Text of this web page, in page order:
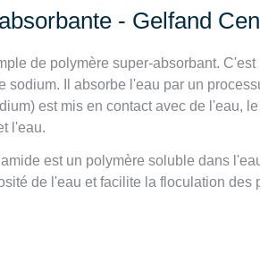
- Gelfand
de polymère super-absorbant.
sodium. Il absorbe l'eau par un
est mis en contact avec de l'eau,
l'eau.
est un polymère soluble dans
de l'eau et facilite la floculation des